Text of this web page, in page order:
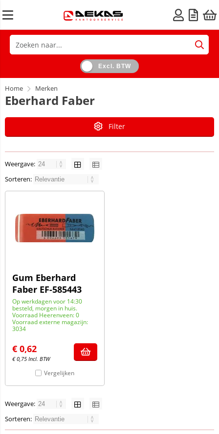
Excl. BTW
Home Merken
Eberhard Faber
Filter
Weergave:
Sorteren:
Gum Eberhard
Faber EF-585443
Op werkdagen voor 14:30
besteld, morgen in huis.
Voorraad Heerenveen: 0
Voorraad externe magazijn:
3034
€ 0,62
€0,75 Incl. BTW
Vergelijken
Weergave:
Sorteren: